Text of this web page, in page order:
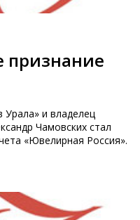
признание
Урала» и владелец
Чамовских стал
«Ювелирная Россия».